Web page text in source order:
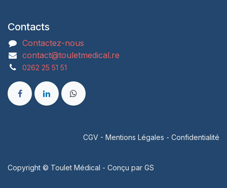
Contacts
Contactez-nous
contact@touletmedical.re
0262 25 51 51
CGV - Mentions Légales - Confidentialité
Copyright © Toulet Médical - Conçu par GS